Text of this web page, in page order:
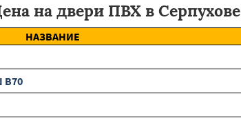
на двери ПВХ в Серпухове
НАЗВАНИЕ
B70